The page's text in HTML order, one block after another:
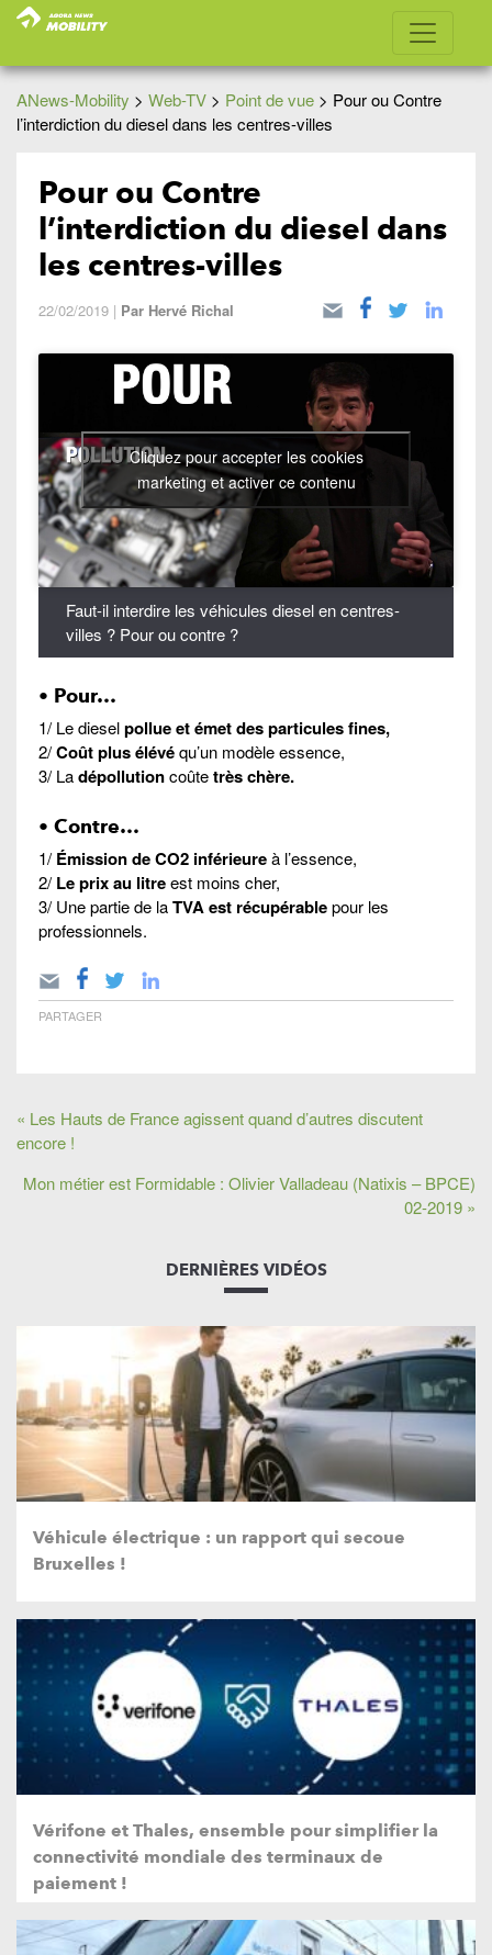
ANews-Mobility > Web-TV > Point de vue > Pour ou Contre
l’interdiction du diesel dans les centres-villes
Pour ou Contre
l’interdiction du diesel dans
les centres-villes
22/02/2019 | Par Hervé Richal
Cliquez pour accepter les cookies
marketing et activer ce contenu
Faut-il interdire les véhicules diesel en centres-
villes ? Pour ou contre ?
• Pour…
1/ Le dieselpollue et émet des particules fines,
2/Coût plus élévéqu’un modèle essence,
3/ Ladépollutioncoûtetrès chère.
• Contre…
1/Émission de CO2 inférieureà l’essence,
2/Le prix au litreest moins cher,
3/ Une partie de laTVA est récupérablepour les
professionnels.
PARTAGER
« Les Hauts de France agissent quand d’autres discutent
encore !
Mon métier est Formidable : Olivier Valladeau (Natixis – BPCE)
02-2019 »
DERNIÈRES VIDÉOS
Véhicule électrique : un rapport qui secoue
Bruxelles !
Vérifone et Thales, ensemble pour simplifier la
connectivité mondiale des terminaux de
paiement !